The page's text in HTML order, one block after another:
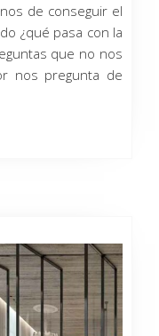
de conseguir el
¿qué pasa con la
que no nos
nos pregunta de